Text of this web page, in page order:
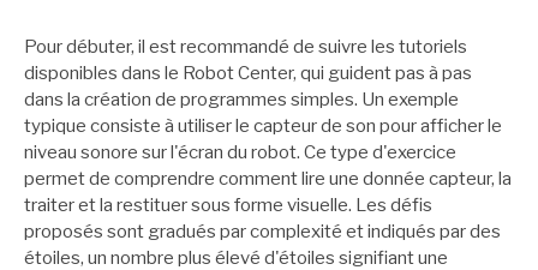
Pour débuter, il est recommandé de suivre les tutoriels
disponibles dans le Robot Center, qui guident pas à pas
dans la création de programmes simples. Un exemple
typique consiste à utiliser le capteur de son pour afficher le
niveau sonore sur l'écran du robot. Ce type d'exercice
permet de comprendre comment lire une donnée capteur, la
traiter et la restituer sous forme visuelle. Les défis
proposés sont gradués par complexité et indiqués par des
étoiles, un nombre plus élevé d'étoiles signifiant une